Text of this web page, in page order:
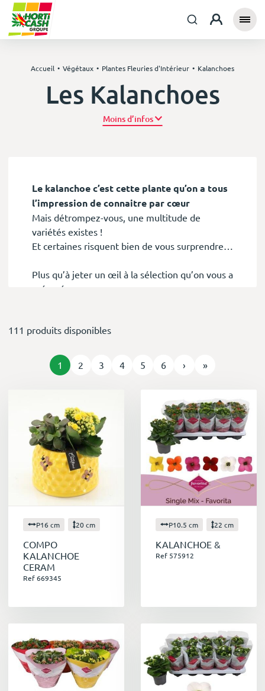
Accueil Végétaux Plantes Fleuries d'Intérieur Kalanchoes
Les Kalanchoes
Plus d’infos
Le kalanchoe c’est cette plante qu’on a tous
l’impression de connaitre par cœur
Mais détrompez-vous, une multitude de
variétés existes !
Et certaines risquent bien de vous surprendre…
Plus qu’à jeter un œil à la sélection qu’on vous a
préparé.
vous a créé une Actualité à son sujet,
111 produits disponibles
1 2 3 4 5 6 › »
P16 cm 20 cm
COMPO
KALANCHOE
CERAM
Ref 669345
P10.5 cm 22 cm
KALANCHOE &
Ref 575912